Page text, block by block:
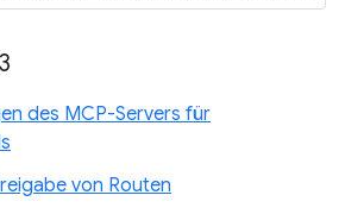
des MCP-Servers für
von Routen